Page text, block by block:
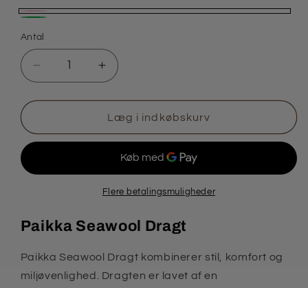
Pink
Antal
Antal
Reducer
antallet
for
Seawool
Dragt
Øg
antallet
for
Paikka
Seawool
Læg i indkøbskurv
Flere betalingsmuligheder
Paikka Seawool Dragt
Paikka Seawool Dragt kombinerer stil, komfort og
miljøvenlighed. Dragten er lavet af en